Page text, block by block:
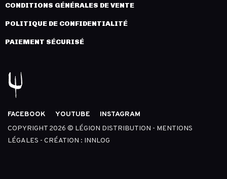
CONDITIONS GÉNÉRALES DE VENTE
POLITIQUE DE CONFIDENTIALITÉ
PAIEMENT SÉCURISÉ
FACEBOOK YOUTUBE
INSTAGRAM
COPYRIGHT 2026 © LÉGION DISTRIBUTION - MENTIONS
LÉGALES - CRÉATION : INNLOG